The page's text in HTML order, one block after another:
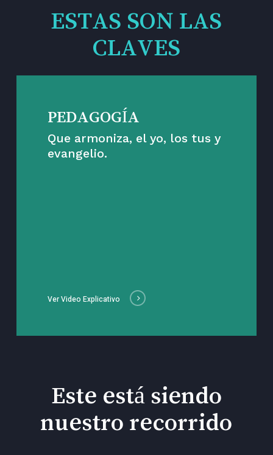
ESTAS SON LAS
CLAVES
PEDAGOGÍA
Que armoniza, el yo, los tus y
evangelio.
Ver Video Explicativo
Este está siendo
nuestro recorrido